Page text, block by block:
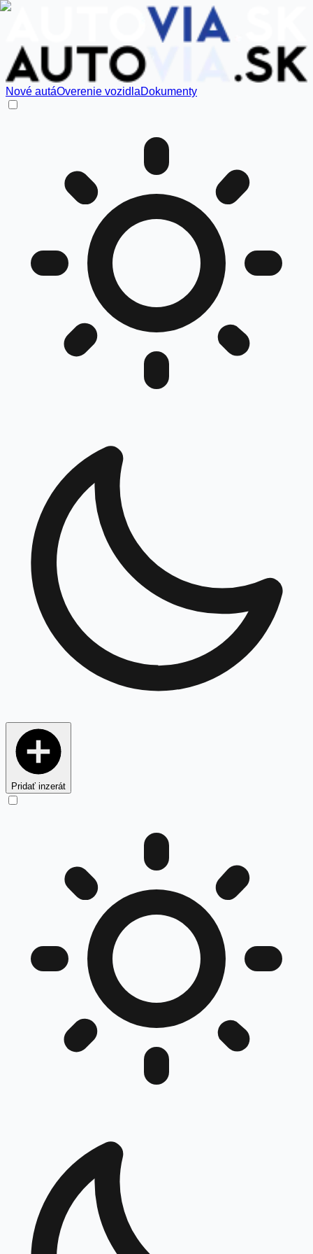
Nové autáOverenie vozidlaDokumenty
Pridať inzerát